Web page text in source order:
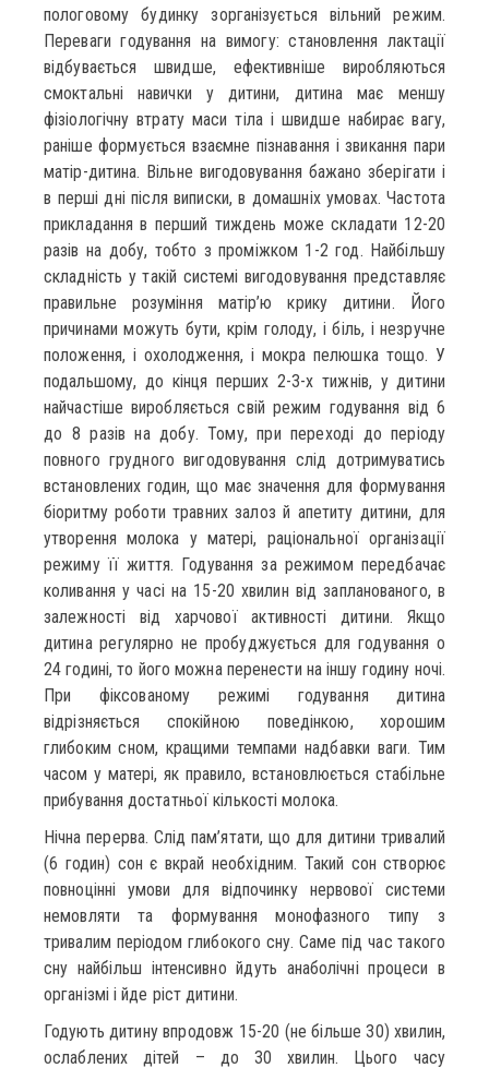
пологовому будинку зорганізується вільний режим.
Переваги годування на вимогу: становлення лактації
відбувається швидше, ефективніше виробляються
смоктальні навички у дитини, дитина має меншу
фізіологічну втрату маси тіла і швидше набирає вагу,
раніше формується взаємне пізнавання і звикання пари
матір-дитина. Вільне вигодовування бажано зберігати і
в перші дні після виписки, в домашніх умовах. Частота
прикладання в перший тиждень може складати 12-20
разів на добу, тобто з проміжком 1-2 год. Найбільшу
складність у такій системі вигодовування представляє
правильне розуміння матір’ю крику дитини. Його
причинами можуть бути, крім голоду, і біль, і незручне
положення, і охолодження, і мокра пелюшка тощо. У
подальшому, до кінця перших 2-3-х тижнів, у дитини
найчастіше виробляється свій режим годування від 6
до 8 разів на добу. Тому, при переході до періоду
повного грудного вигодовування слід дотримуватись
встановлених годин, що має значення для формування
біоритму роботи травних залоз й апетиту дитини, для
утворення молока у матері, раціональної організації
режиму її життя. Годування за режимом передбачає
коливання у часі на 15-20 хвилин від запланованого, в
залежності від харчової активності дитини. Якщо
дитина регулярно не пробуджується для годування о
24 годині, то його можна перенести на іншу годину ночі.
При фіксованому режимі годування дитина
відрізняється спокійною поведінкою, хорошим
глибоким сном, кращими темпами надбавки ваги. Тим
часом у матері, як правило, встановлюється стабільне
прибування достатньої кількості молока.
Нічна перерва. Слід пам’ятати, що для дитини тривалий
(6 годин) сон є вкрай необхідним. Такий сон створює
повноцінні умови для відпочинку нервової системи
немовляти та формування монофазного типу з
тривалим періодом глибокого сну. Саме під час такого
сну найбільш інтенсивно йдуть анаболічні процеси в
організмі і йде ріст дитини.
Годують дитину впродовж 15-20 (не більше 30) хвилин,
ослаблених дітей – до 30 хвилин. Цього часу